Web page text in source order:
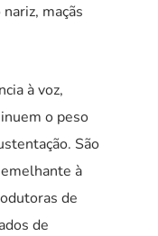
maçãs
à voz,
o peso
São
à
de
de